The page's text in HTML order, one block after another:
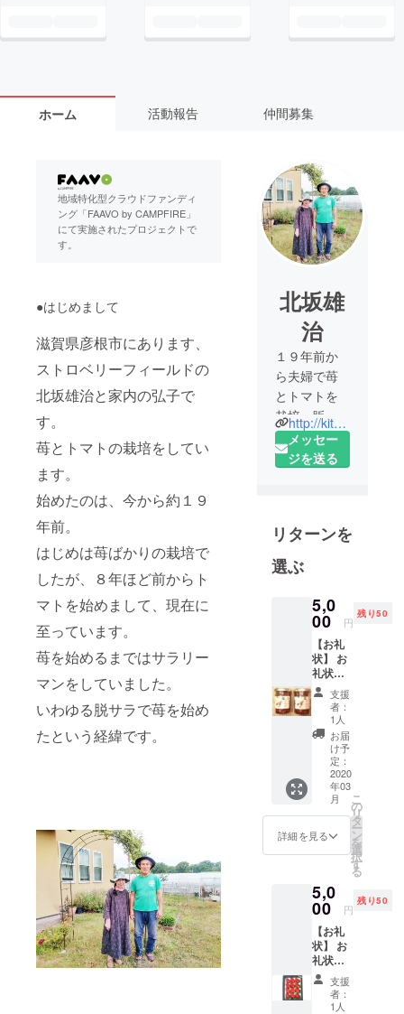
ホーム 活動報告 仲間募集
地域特化型クラウドファンディ
ング「FAAVO by CAMPFIRE」
にて実施されたプロジェクトで
す。
●はじめまして
滋賀県彦根市にあります、
ストロベリーフィールドの
北坂雄治と家内の弘子で
す。
苺とトマトの栽培をしてい
ます。
始めたのは、今から約１９
年前。
はじめは苺ばかりの栽培で
したが、８年ほど前からト
マトを始めまして、現在に
至っています。
苺を始めるまではサラリー
マンをしていました。
いわゆる脱サラで苺を始め
たという経緯です。
北坂雄
治
１９年前か
ら夫婦で苺
とトマトを
栽培、販売
しておりま
す。
流と憩いの
場を提供し
たいという
生産者と消
費者をつな
ぎ、農作物
と人の輪を
育てる『夢
考房“きたさ
か”』を作ろ
うプロジェ
クトを立ち
上げまし
た！！
共感いただ
ける皆様か
をよろしく
お願い致し
http://kitasakaichigo.shiga-saku.net/
メッセー
ジを送る
リターンを
選ぶ
5,0
00 円
残り50
【お礼
状】 お
礼状を
お送り
しま
す。
【苺
ジャム3
瓶】 滋
賀・彦
根の名
水で育
てた苺
でつ
くった
をお届
けしま
す。 1
瓶150g
支援
者：
1人
お届
け予
定：
2020
年03
月
詳細を見る
こ
の
リ
タ
ー
ン
を
選
択
す
る
5,0
00 円
残り50
【お礼
状】 お
礼状を
お送り
しま
す。
支援
者：
1人